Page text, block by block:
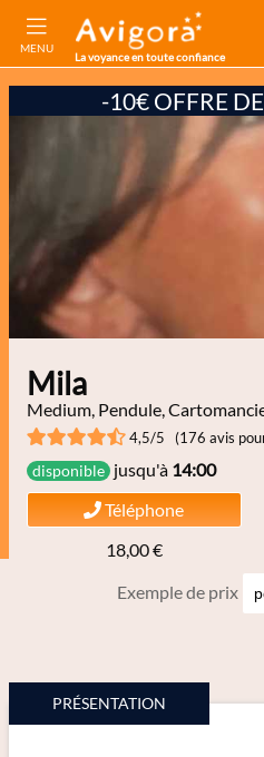
MENU
La voyance en toute confiance
-10€ OFFRE
Mila
Medium, Pendule,
4,5/5 (176 avis
disponible jusqu'à 14:00
Téléphone
18,00 €
Exemple de prix
PRÉSENTATION